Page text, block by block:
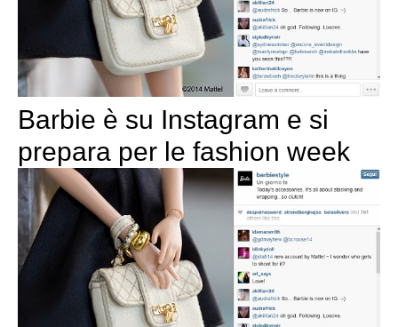
Barbie è su Instagram e si
prepara per le fashion week